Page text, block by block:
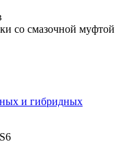
со смазочной муфтой
и гибридных